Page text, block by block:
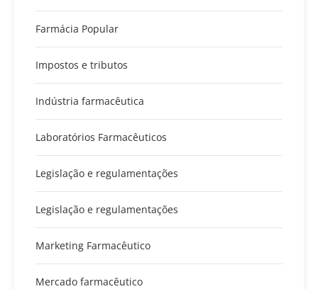
Farmácia Popular
Impostos e tributos
Indústria farmacêutica
Laboratórios Farmacêuticos
Legislação e regulamentações
Legislação e regulamentações
Marketing Farmacêutico
Mercado farmacêutico